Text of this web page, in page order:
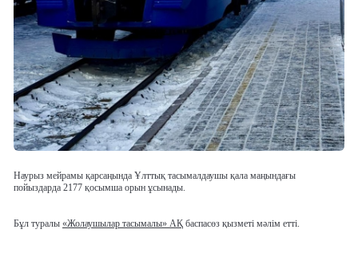
Наурыз мейрамы қарсаңында Ұлттық тасымалдаушы қала маңындағы
пойыздарда 2177 қосымша орын ұсынады.
Бұл туралы «Жолаушылар тасымалы» АҚ баспасөз қызметі мәлім етті.